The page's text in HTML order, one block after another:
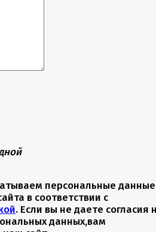
персональные данные
в соответствии с
. Если вы не даете согласия
данных,вам